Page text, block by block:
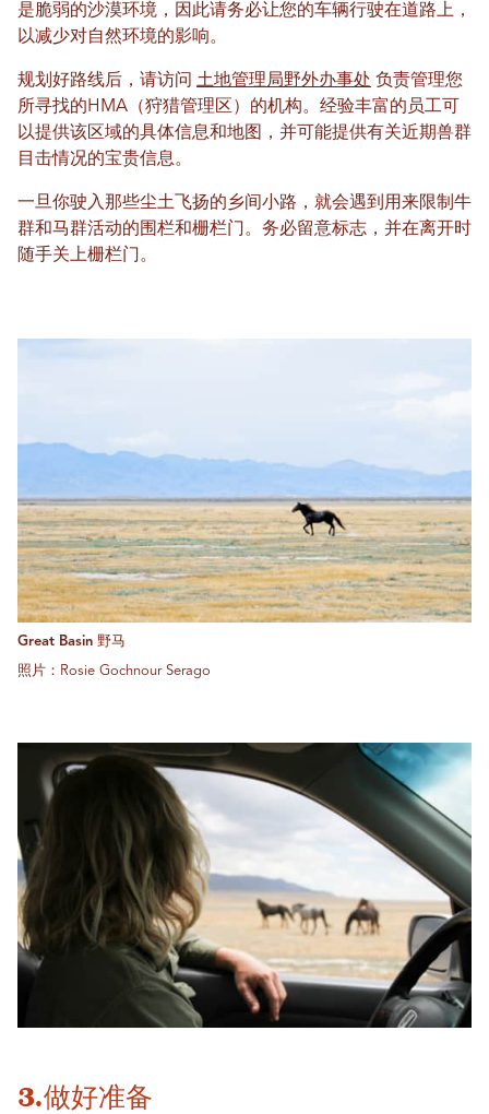
是脆弱的沙漠环境，因此请务必让您的车辆行驶在道路上，
以减少对自然环境的影响。
规划好路线后，请访问 土地管理局野外办事处 负责管理您
所寻找的HMA（狩猎管理区）的机构。经验丰富的员工可
以提供该区域的具体信息和地图，并可能提供有关近期兽群
目击情况的宝贵信息。
一旦你驶入那些尘土飞扬的乡间小路，就会遇到用来限制牛
群和马群活动的围栏和栅栏门。务必留意标志，并在离开时
随手关上栅栏门。
Great Basin 野马
照片：Rosie Gochnour Serago
3.做好准备